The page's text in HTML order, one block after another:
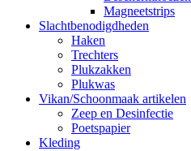
Magneetstrips
Slachtbenodigdheden
Haken
Trechters
Plukzakken
Plukwas
Vikan/Schoonmaak artikelen
Zeep en Desinfectie
Poetspapier
Kleding